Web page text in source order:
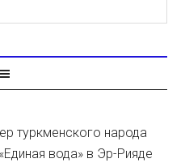
туркменского народа
вода» в Эр-Рияде